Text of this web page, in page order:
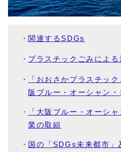
関連するSDGs
プラスチックごみによる
「おおさかプラスチッ
阪ブルー・オーシャン・
「大阪ブルー・オーシ
業の取組
国の「SDGs未来都市」